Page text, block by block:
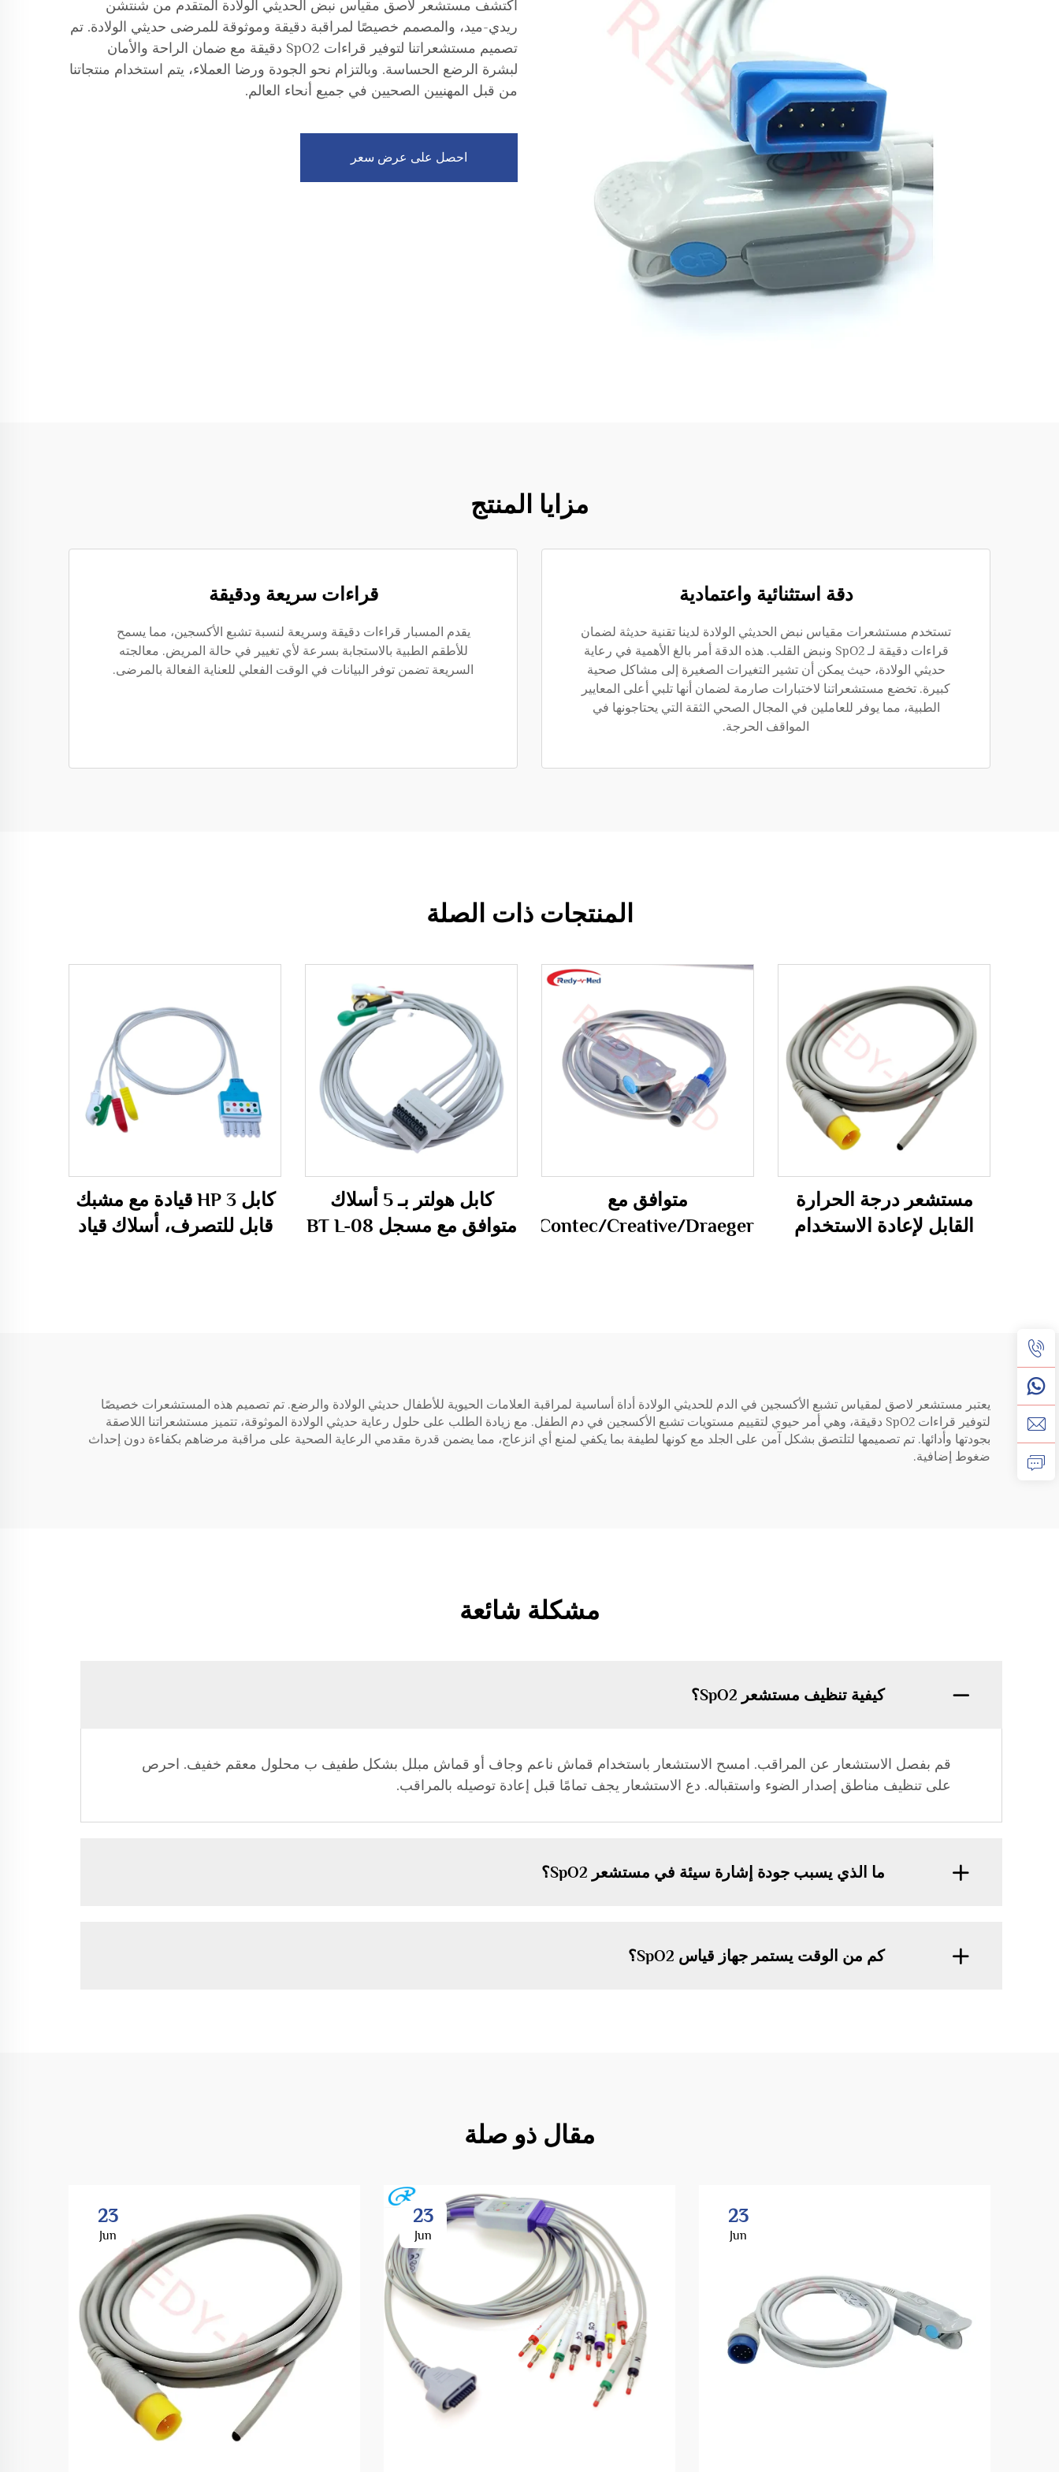
اكتشف مستشعر لاصق مقياس نبض الحديثي الولادة المتقدم من شنتشن
ريدي-ميد، والمصمم خصيصًا لمراقبة دقيقة وموثوقة للمرضى حديثي الولادة. تم
تصميم مستشعراتنا لتوفير قراءات SpO2 دقيقة مع ضمان الراحة والأمان
لبشرة الرضع الحساسة. وبالتزام نحو الجودة ورضا العملاء، يتم استخدام منتجاتنا
من قبل المهنيين الصحيين في جميع أنحاء العالم.
احصل على عرض سعر
مزايا المنتج
دقة استثنائية واعتمادية
تستخدم مستشعرات مقياس نبض الحديثي الولادة لدينا تقنية حديثة لضمان
قراءات دقيقة لـ SpO2 ونبض القلب. هذه الدقة أمر بالغ الأهمية في رعاية
حديثي الولادة، حيث يمكن أن تشير التغيرات الصغيرة إلى مشاكل صحية
كبيرة. تخضع مستشعراتنا لاختبارات صارمة لضمان أنها تلبي أعلى المعايير
الطبية، مما يوفر للعاملين في المجال الصحي الثقة التي يحتاجونها في
المواقف الحرجة.
قراءات سريعة ودقيقة
يقدم المسبار قراءات دقيقة وسريعة لنسبة تشبع الأكسجين، مما يسمح
للأطقم الطبية بالاستجابة بسرعة لأي تغيير في حالة المريض. معالجته
السريعة تضمن توفر البيانات في الوقت الفعلي للعناية الفعالة بالمرضى.
المنتجات ذات الصلة
مستشعر درجة الحرارة
القابل لإعادة الاستخدام
متوافق مع
Mindray/Edan/Carewell/Contec/Creative/Draeger
كابل هولتر بـ 5 أسلاك
متوافق مع مسجل BT L-08
كابل HP 3 قيادة مع مشبك
قابل للتصرف، أسلاك قياد
يعتبر مستشعر لاصق لمقياس تشبع الأكسجين في الدم للحديثي الولادة أداة أساسية لمراقبة العلامات الحيوية للأطفال حديثي الولادة والرضع. تم تصميم هذه المستشعرات خصيصًا
لتوفير قراءات SpO2 دقيقة، وهي أمر حيوي لتقييم مستويات تشبع الأكسجين في دم الطفل. مع زيادة الطلب على حلول رعاية حديثي الولادة الموثوقة، تتميز مستشعراتنا اللاصقة
بجودتها وأدائها. تم تصميمها لتلتصق بشكل آمن على الجلد مع كونها لطيفة بما يكفي لمنع أي انزعاج، مما يضمن قدرة مقدمي الرعاية الصحية على مراقبة مرضاهم بكفاءة دون إحداث
ضغوط إضافية.
مشكلة شائعة
كيفية تنظيف مستشعر SpO2؟
قم بفصل الاستشعار عن المراقب. امسح الاستشعار باستخدام قماش ناعم وجاف أو قماش مبلل بشكل طفيف ب محلول معقم خفيف. احرص
على تنظيف مناطق إصدار الضوء واستقباله. دع الاستشعار يجف تمامًا قبل إعادة توصيله بالمراقب.
ما الذي يسبب جودة إشارة سيئة في مستشعر SpO2؟
كم من الوقت يستمر جهاز قياس SpO2؟
مقال ذو صلة
23
Jun
23
Jun
23
Jun